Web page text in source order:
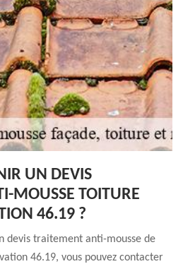
UN DEVIS
MOUSSE TOITURE
46.19 ?
devis traitement anti-mousse de
46.19, vous pouvez contacter